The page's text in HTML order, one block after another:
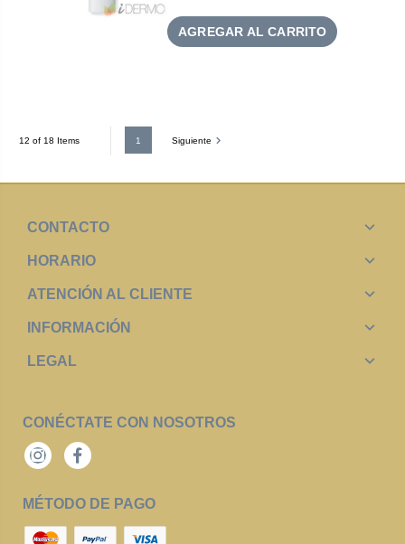
AGREGAR AL CARRITO
12 of 18 Items 1 Siguiente
CONTACTO
HORARIO
ATENCIÓN AL CLIENTE
INFORMACIÓN
LEGAL
CONÉCTATE CON NOSOTROS
InstagramFacebook
MÉTODO DE PAGO